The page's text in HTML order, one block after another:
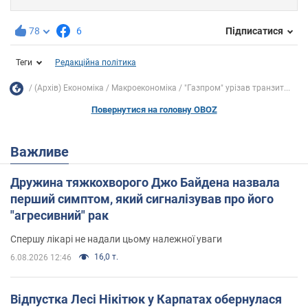
78 6 Підписатися
Теги Редакційна політика
(Архів) Економіка Mакроекономіка "Газпром" урізав транзит...
Повернутися на головну OBOZ
Важливе
Дружина тяжкохворого Джо Байдена назвала
перший симптом, який сигналізував про його
"агресивний" рак
Спершу лікарі не надали цьому належної уваги
6.08.2026 12:46 16,0 т.
Відпустка Лесі Нікітюк у Карпатах обернулася